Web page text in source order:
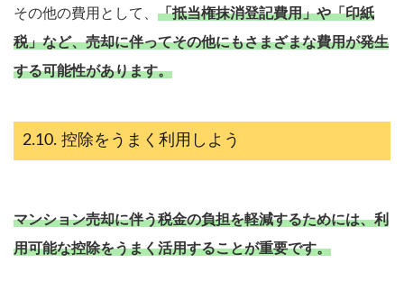
その他の費用として、 「抵当権抹消登記費用」や「印紙
税」など、売却に伴ってその他にもさまざまな費用が発生
する可能性があります。
控除をうまく利用しよう
マンション売却に伴う税金の負担を軽減するためには、利
用可能な控除をうまく活用することが重要です。